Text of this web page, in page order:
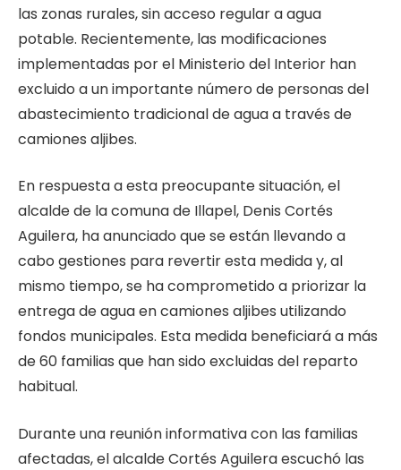
las zonas rurales, sin acceso regular a agua
potable. Recientemente, las modificaciones
implementadas por el Ministerio del Interior han
excluido a un importante número de personas del
abastecimiento tradicional de agua a través de
camiones aljibes.
En respuesta a esta preocupante situación, el
alcalde de la comuna de Illapel, Denis Cortés
Aguilera, ha anunciado que se están llevando a
cabo gestiones para revertir esta medida y, al
mismo tiempo, se ha comprometido a priorizar la
entrega de agua en camiones aljibes utilizando
fondos municipales. Esta medida beneficiará a más
de 60 familias que han sido excluidas del reparto
habitual.
Durante una reunión informativa con las familias
afectadas, el alcalde Cortés Aguilera escuchó las